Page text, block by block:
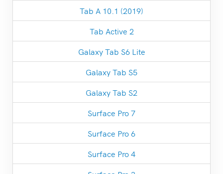
Tab A 10.1 (2019)
Tab Active 2
Galaxy Tab S6 Lite
Galaxy Tab S5
Galaxy Tab S2
Surface Pro 7
Surface Pro 6
Surface Pro 4